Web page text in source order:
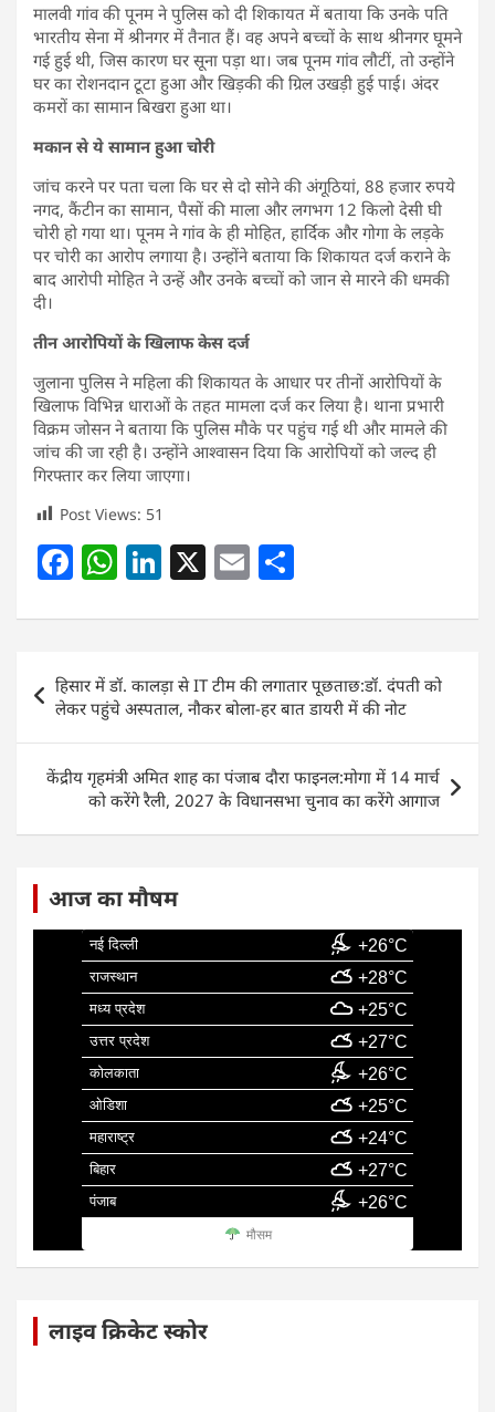
मालवी गांव की पूनम ने पुलिस को दी शिकायत में बताया कि उनके पति
भारतीय सेना में श्रीनगर में तैनात हैं। वह अपने बच्चों के साथ श्रीनगर घूमने
गई हुई थी, जिस कारण घर सूना पड़ा था। जब पूनम गांव लौटीं, तो उन्होंने
घर का रोशनदान टूटा हुआ और खिड़की की ग्रिल उखड़ी हुई पाई। अंदर
कमरों का सामान बिखरा हुआ था।
मकान से ये सामान हुआ चोरी
जांच करने पर पता चला कि घर से दो सोने की अंगूठियां, 88 हजार रुपये
नगद, कैंटीन का सामान, पैसों की माला और लगभग 12 किलो देसी घी
चोरी हो गया था। पूनम ने गांव के ही मोहित, हार्दिक और गोगा के लड़के
पर चोरी का आरोप लगाया है। उन्होंने बताया कि शिकायत दर्ज कराने के
बाद आरोपी मोहित ने उन्हें और उनके बच्चों को जान से मारने की धमकी
दी।
तीन आरोपियों के खिलाफ केस दर्ज
जुलाना पुलिस ने महिला की शिकायत के आधार पर तीनों आरोपियों के
खिलाफ विभिन्न धाराओं के तहत मामला दर्ज कर लिया है। थाना प्रभारी
विक्रम जोसन ने बताया कि पुलिस मौके पर पहुंच गई थी और मामले की
जांच की जा रही है। उन्होंने आश्वासन दिया कि आरोपियों को जल्द ही
गिरफ्तार कर लिया जाएगा।
Post Views: 51
F
c
e
b
o
o
k
W
at
s
A
p
p
Li
k
e
dI
n
X E
ai
l
ar
e
Post
navigation
हिसार में डॉ. कालड़ा से IT टीम की लगातार पूछताछ:डॉ. दंपती को
लेकर पहुंचे अस्पताल, नौकर बोला-हर बात डायरी में की नोट
केंद्रीय गृहमंत्री अमित शाह का पंजाब दौरा फाइनल:मोगा में 14 मार्च
को करेंगे रैली, 2027 के विधानसभा चुनाव का करेंगे आगाज
आज का मौषम
नई दिल्ली +26°C
राजस्थान +28°C
मध्य प्रदेश +25°C
उत्तर प्रदेश +27°C
कोलकाता +26°C
ओडिशा +25°C
महाराष्ट्र +24°C
बिहार +27°C
पंजाब +26°C
मौसम
लाइव क्रिकेट स्कोर